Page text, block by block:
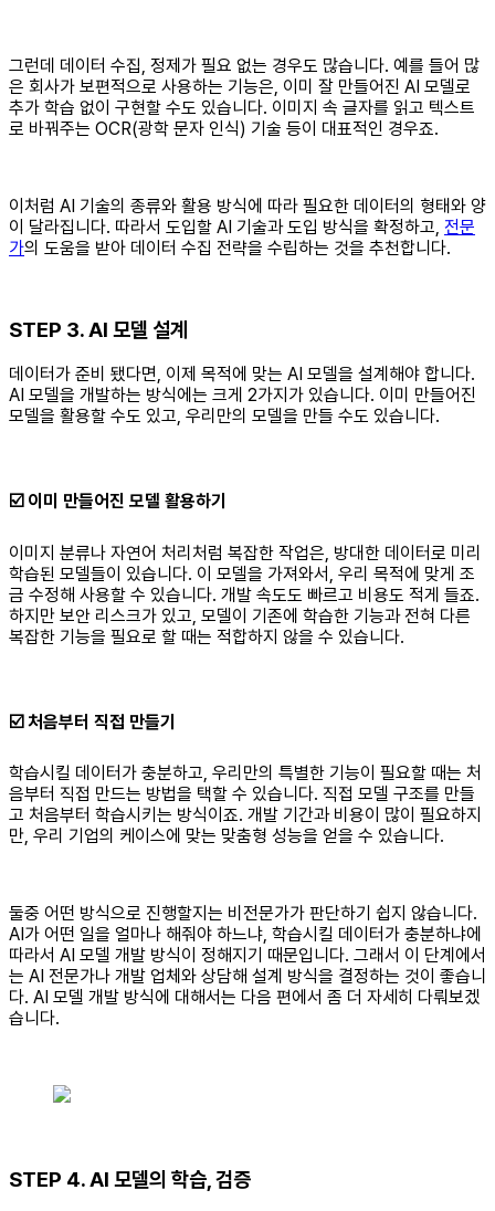
그런데 데이터 수집, 정제가 필요 없는 경우도 많습니다. 예를 들어 많
은 회사가 보편적으로 사용하는 기능은, 이미 잘 만들어진 AI 모델로
추가 학습 없이 구현할 수도 있습니다. 이미지 속 글자를 읽고 텍스트
로 바꿔주는 OCR(광학 문자 인식) 기술 등이 대표적인 경우죠.
이처럼 AI 기술의 종류와 활용 방식에 따라 필요한 데이터의 형태와 양
이 달라집니다. 따라서 도입할 AI 기술과 도입 방식을 확정하고, 전문
가의 도움을 받아 데이터 수집 전략을 수립하는 것을 추천합니다.
STEP 3. AI 모델 설계
데이터가 준비 됐다면, 이제 목적에 맞는 AI 모델을 설계해야 합니다.
AI 모델을 개발하는 방식에는 크게 2가지가 있습니다. 이미 만들어진
모델을 활용할 수도 있고, 우리만의 모델을 만들 수도 있습니다.
‍☑️ 이미 만들어진 모델 활용‍하기
이미지 분류나 자연어 처리처럼 복잡한 작업은, 방대한 데이터로 미리
학습된 모델들이 있습니다. 이 모델을 가져와서, 우리 목적에 맞게 조
금 수정해 사용할 수 있습니다. 개발 속도도 빠르고 비용도 적게 들죠.
하지만 보안 리스크가 있고, 모델이 기존에 학습한 기능과 전혀 다른
복잡한 기능을 필요로 할 때는 적합하지 않을 수 있습니다.
☑️처음부터 직접 만들기
학습시킬 데이터가 충분하고, 우리만의 특별한 기능이 필요할 때는 처
음부터 직접 만드는 방법을 택할 수 있습니다. 직접 모델 구조를 만들
고 처음부터 학습시키는 방식이죠. 개발 기간과 비용이 많이 필요하지
만, 우리 기업의 케이스에 맞는 맞춤형 성능을 얻을 수 있습니다.
둘중 어떤 방식으로 진행할지는 비전문가가 판단하기 쉽지 않습니다.
AI가 어떤 일을 얼마나 해줘야 하느냐, 학습시킬 데이터가 충분하냐에
따라서 AI 모델 개발 방식이 정해지기 때문입니다. 그래서 이 단계에서
는 AI 전문가나 개발 업체와 상담해 설계 방식을 결정하는 것이 좋습니
다. AI 모델 개발 방식에 대해서는 다음 편에서 좀 더 자세히 다뤄보겠
습니다.
STEP 4. AI 모델의 학습, 검증